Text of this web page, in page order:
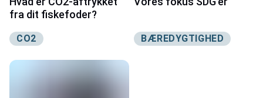
fra dit fiskefoder?
CO2 BÆREDYGTIGHED